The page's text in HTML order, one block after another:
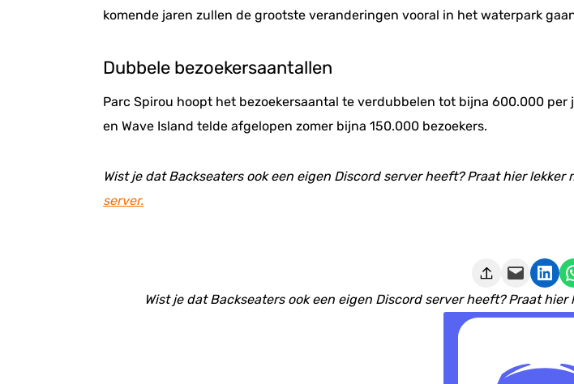
komende jaren zullen de grootste veranderingen vooral in het waterpark
Dubbele bezoekersaantallen
Parc Spirou hoopt het bezoekersaantal te verdubbelen tot bijna 600.000
en Wave Island telde afgelopen zomer bijna 150.000 bezoekers.
Wist je dat Backseaters ook een eigen Discord server heeft? Praat hier
server.
Deze pagina e-mailen Delen op LinkedIn Delen via WhatsApp
Wist je dat Backseaters ook een eigen Discord server heeft? Praat